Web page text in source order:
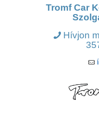
Tromf Car
Hívjon